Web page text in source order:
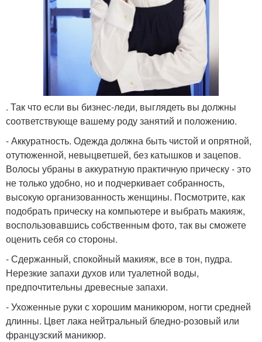
. Так что если вы бизнес-леди, выглядеть вы должны
соответствующе вашему роду занятий и положению.
- Аккуратность. Одежда должна быть чистой и опрятной,
отутюженной, невыцветшей, без катышков и зацепов.
Волосы убраны в аккуратную практичную прическу - это
не только удобно, но и подчеркивает собранность,
высокую организованность женщины. Посмотрите, как
подобрать прическу на компьютере и выбрать макияж,
воспользовавшись собственным фото, так вы сможете
оценить себя со стороны.
- Сдержанный, спокойный макияж, все в тон, пудра.
Нерезкие запахи духов или туалетной воды,
предпочтительны древесные запахи.
- Ухоженные руки с хорошим маникюром, ногти средней
длинны. Цвет лака нейтральный бледно-розовый или
французский маникюр.